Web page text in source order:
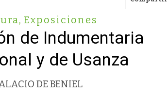
, Exposiciones
de Indumentaria
y de Usanza
DE BENIEL